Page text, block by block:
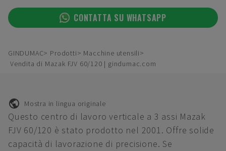
CONTATTA SU WHATSAPP
GINDUMAC Prodotti
Macchine utensili
Vendita di Mazak FJV 60/120 | gindumac.com
Mostra in lingua originale
Questo centro di lavoro verticale a 3 assi Mazak
FJV 60/120 è stato prodotto nel 2001. Offre solide
capacità di lavorazione di precisione. Se